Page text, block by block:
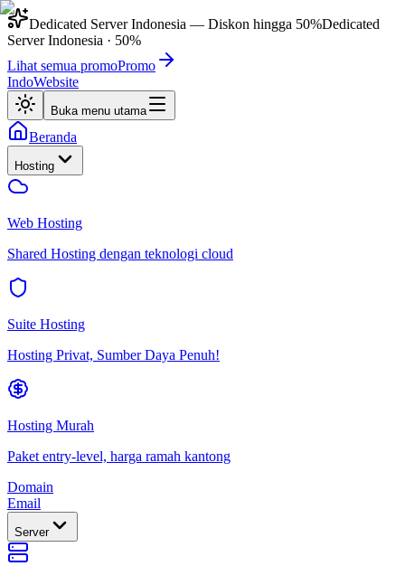
Dedicated Server Indonesia — Diskon hingga 50%Dedicated
Server Indonesia · 50%
Lihat semua promoPromo
IndoWebsite
Buka menu utama
Beranda
Hosting
Web Hosting
Shared Hosting dengan teknologi cloud
Suite Hosting
Hosting Privat, Sumber Daya Penuh!
Hosting Murah
Paket entry-level, harga ramah kantong
Domain
Email
Server